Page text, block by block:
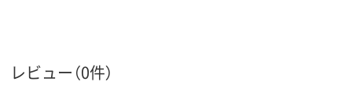
レビュー（0件）